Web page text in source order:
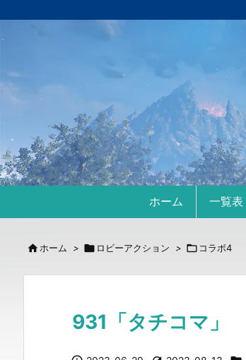
ホーム 一覧表
 ホーム >  ロビーアクション >  コラボ4
931「タチコマ」